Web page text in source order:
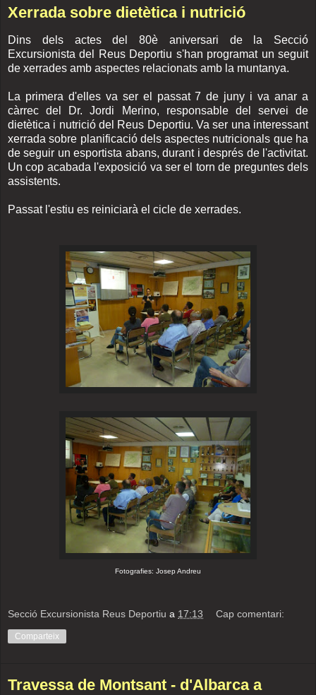
Xerrada sobre dietètica i nutrició
Dins dels actes del 80è aniversari de la Secció
Excursionista del Reus Deportiu s'han programat un seguit
de xerrades amb aspectes relacionats amb la muntanya.
La primera d'elles va ser el passat 7 de juny i va anar a
càrrec del Dr. Jordi Merino, responsable del servei de
dietètica i nutrició del Reus Deportiu. Va ser una interessant
xerrada sobre planificació dels aspectes nutricionals que ha
de seguir un esportista abans, durant i després de l'activitat.
Un cop acabada l'exposició va ser el torn de preguntes dels
assistents.
Passat l'estiu es reiniciarà el cicle de xerrades.
Fotografies: Josep Andreu
Secció Excursionista Reus Deportiu a 17:13 Cap comentari:
Comparteix
Travessa de Montsant - d'Albarca a